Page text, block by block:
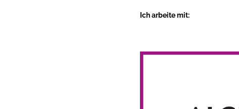
Ich arbeite mit: